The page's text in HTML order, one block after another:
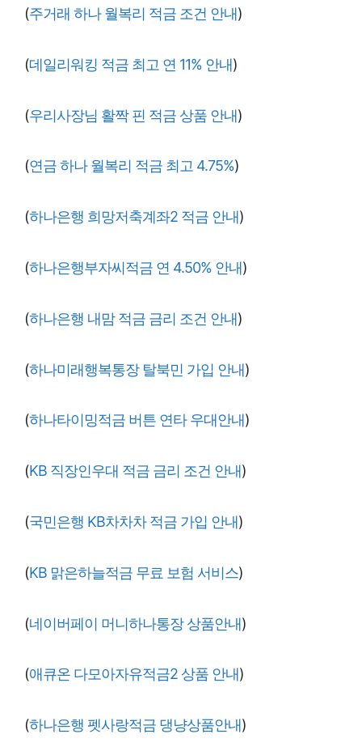
(주거래 하나 월복리 적금 조건 안내)
(데일리워킹 적금 최고 연 11% 안내)
(우리사장님 활짝 핀 적금 상품 안내)
(연금 하나 월복리 적금 최고 4.75%)
(하나은행 희망저축계좌2 적금 안내)
(하나은행부자씨적금 연 4.50% 안내)
(하나은행 내맘 적금 금리 조건 안내)
(하나미래행복통장 탈북민 가입 안내)
(하나타이밍적금 버튼 연타 우대안내)
(KB 직장인우대 적금 금리 조건 안내)
(국민은행 KB차차차 적금 가입 안내)
(KB 맑은하늘적금 무료 보험 서비스)
(네이버페이 머니하나통장 상품안내)
(애큐온 다모아자유적금2 상품 안내)
(하나은행 펫사랑적금 댕냥상품안내)